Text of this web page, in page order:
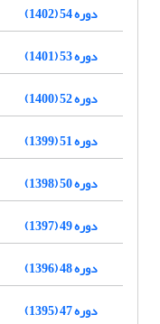
دوره 54 (1402)
دوره 53 (1401)
دوره 52 (1400)
دوره 51 (1399)
دوره 50 (1398)
دوره 49 (1397)
دوره 48 (1396)
دوره 47 (1395)